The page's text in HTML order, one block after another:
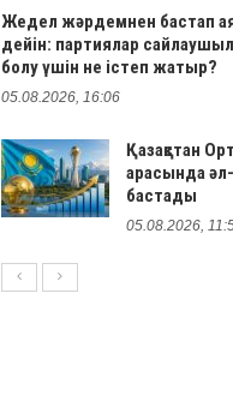
Жедел жәрдемнен бастап
дейін: партиялар
болу үшін не істеп жатыр?
05.08.2026, 16:06
Қазақстан
арасында
бастады
05.08.2026,